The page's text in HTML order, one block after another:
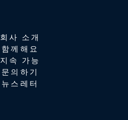
회사 소개
함께해요
지속 가능
문의하기
뉴스레터